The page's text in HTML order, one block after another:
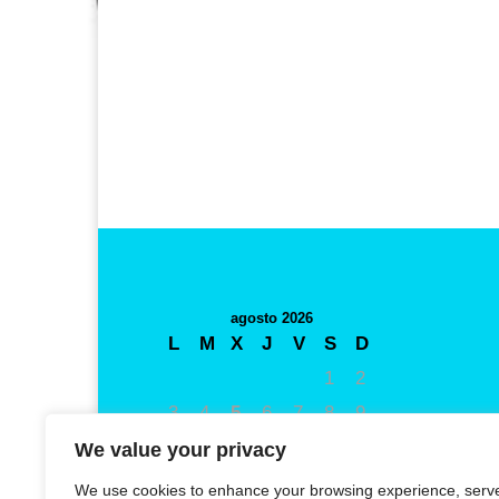
We value your privacy
We use cookies to enhance your browsing experience,
agosto 2026
L M X J V S
D
1
2
3
4 5 6 7 8
9
10 11 12 13
17
21